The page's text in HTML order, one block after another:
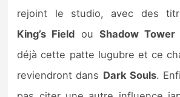
rejoint le studio, avec des
King’s Field ou Shadow Tower
déjà cette patte lugubre et ce
reviendront dans Dark Souls.